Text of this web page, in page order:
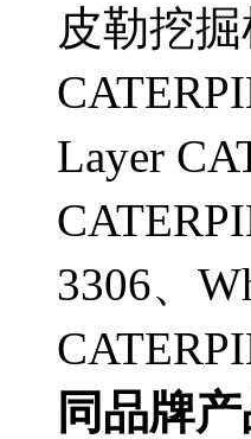
皮勒挖
Layer
3306、
同品牌产